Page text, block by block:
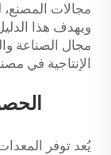
مجالات المصنع،
ويهدف هذا
مجال الصناعة
الإنتاجية في
يُعد توفر